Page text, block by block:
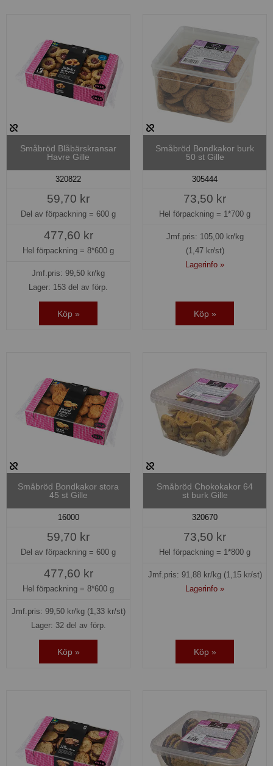
Småbröd Blåbärskransar
Havre Gille
320822
59,70 kr
Del av förpackning = 600 g
477,60 kr
Hel förpackning = 8*600 g
Jmf.pris: 99,50 kr/kg
Lager: 153 del av förp.
Köp »
Småbröd Bondkakor burk
50 st Gille
305444
73,50 kr
Hel förpackning = 1*700 g
Jmf.pris: 105,00kr/kg
(1,47 kr/st)
Lagerinfo »
Köp »
Småbröd Bondkakor stora
45 st Gille
16000
59,70 kr
Del av förpackning = 600 g
477,60 kr
Hel förpackning = 8*600 g
Jmf.pris: 99,50kr/kg (1,33 kr/st)
Lager: 32 del av förp.
Köp »
Småbröd Chokokakor 64
st burk Gille
320670
73,50 kr
Hel förpackning = 1*800 g
Jmf.pris: 91,88kr/kg (1,15 kr/st)
Lagerinfo »
Köp »